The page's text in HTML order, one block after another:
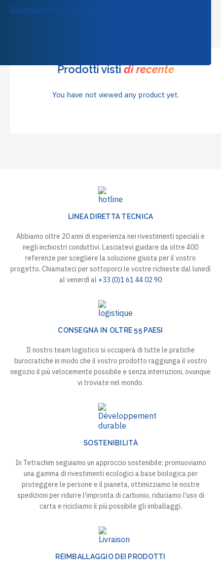
Bonderite S-OT Durcisseur
Prodotti vistidi recente
You have not viewed any product yet.
LINEA DIRETTA TECNICA
Abbiamo oltre 20 anni di esperienza nei rivestimenti speciali e
negli inchiostri conduttivi. Lasciatevi guidare da oltre 400
referenze per scegliere la soluzione giusta per il vostro
progetto. Chiamateci per sottoporci le vostre richieste dal lunedì
al venerdì al +33 (0)1 61 44 02 90
CONSEGNA IN OLTRE 55 PAESI
Il nostro team logistico si occuperà di tutte le pratiche
burocratiche in modo che il vostro prodotto raggiunga il vostro
negozio il più velocemente possibile e senza interruzioni, ovunque
vi troviate nel mondo.
SOSTENIBILITÀ
In Tetrachim seguiamo un approccio sostenibile: promuoviamo
una gamma di rivestimenti ecologici a base biologica per
proteggere le persone e il pianeta, ottimizziamo le nostre
spedizioni per ridurre l'impronta di carbonio, riduciamo l'uso di
carta e ricicliamo il più possibile gli imballaggi.
REIMBALLAGGIO DEI PRODOTTI